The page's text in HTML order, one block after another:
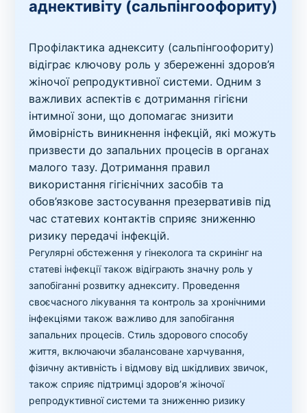
аднективіту (сальпінгоофориту)
Профілактика аднекситу (сальпінгоофориту)
відіграє ключову роль у збереженні здоров’я
жіночої репродуктивної системи. Одним з
важливих аспектів є дотримання гігієни
інтимної зони, що допомагає знизити
ймовірність виникнення інфекцій, які можуть
призвести до запальних процесів в органах
малого тазу. Дотримання правил
використання гігієнічних засобів та
обов’язкове застосування презервативів під
час статевих контактів сприяє зниженню
ризику передачі інфекцій.
Регулярні обстеження у гінеколога та скринінг на
статеві інфекції також відіграють значну роль у
запобіганні розвитку аднекситу. Проведення
своєчасного лікування та контроль за хронічними
інфекціями також важливо для запобігання
запальних процесів. Стиль здорового способу
життя, включаючи збалансоване харчування,
фізичну активність і відмову від шкідливих звичок,
також сприяє підтримці здоров’я жіночої
репродуктивної системи та зниженню ризику